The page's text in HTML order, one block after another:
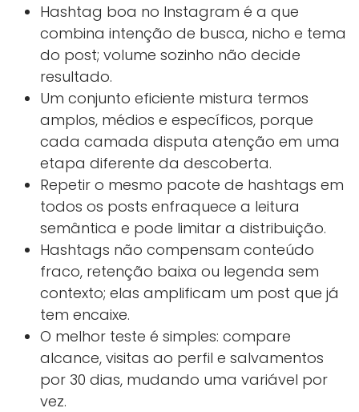
Hashtag boa no Instagram é a que
combina intenção de busca, nicho e tema
do post; volume sozinho não decide
resultado.
Um conjunto eficiente mistura termos
amplos, médios e específicos, porque
cada camada disputa atenção em uma
etapa diferente da descoberta.
Repetir o mesmo pacote de hashtags em
todos os posts enfraquece a leitura
semântica e pode limitar a distribuição.
Hashtags não compensam conteúdo
fraco, retenção baixa ou legenda sem
contexto; elas amplificam um post que já
tem encaixe.
O melhor teste é simples: compare
alcance, visitas ao perfil e salvamentos
por 30 dias, mudando uma variável por
vez.